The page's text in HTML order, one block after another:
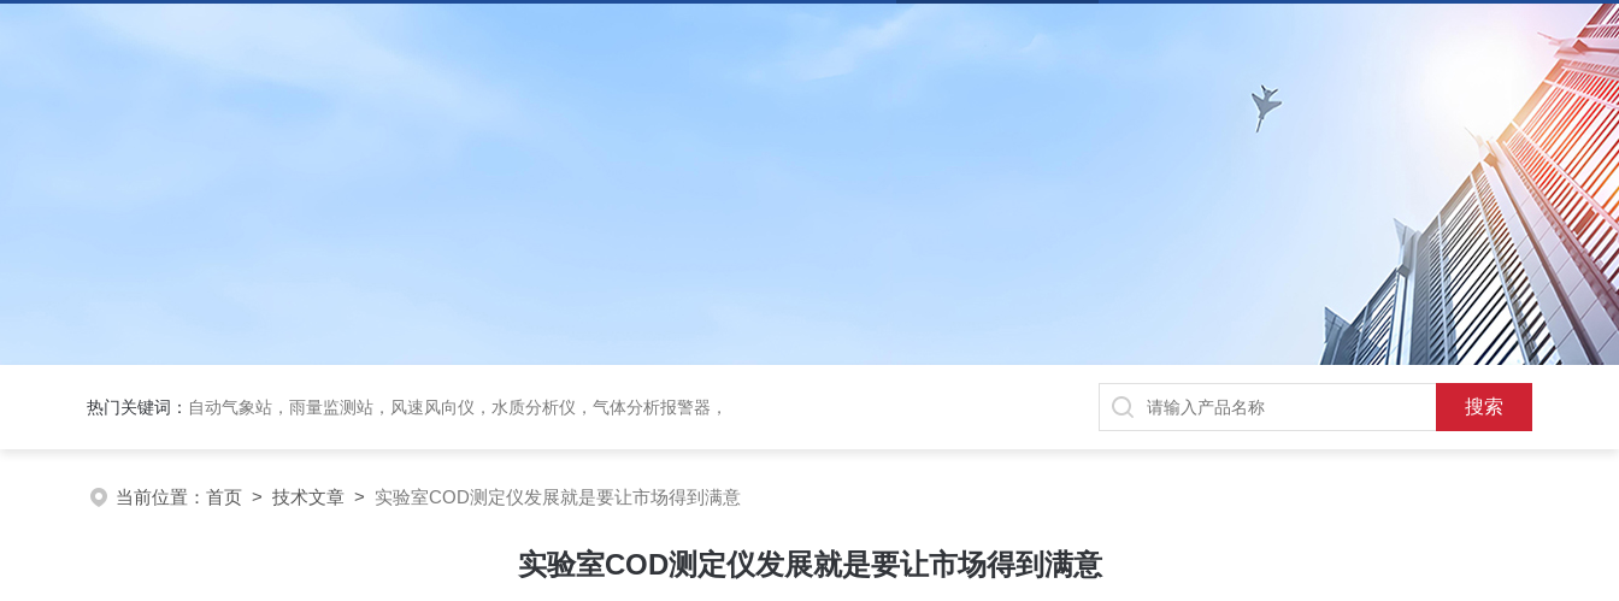
热门关键词： 自动气象站，雨量监测站，风速风向仪，水质分析仪，气体分析报警器，
当前位置： 首页 > 技术文章 > 实验室COD测定仪发展就是要让市场得到满意
实验室COD测定仪发展就是要让市场得到满意